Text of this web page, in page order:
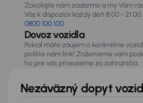
Zavolajte nám zadarmo a my Vám
Vás k dispozícii každý deň 8:00 - 21:00.
0800 100 100
Dovoz vozidla
Pokiaľ máte záujem o konkrétne
pošlite nám link! Zoženieme vám
ho pre vás privezieme zo zahraničia.
Nezáväzný dopyt